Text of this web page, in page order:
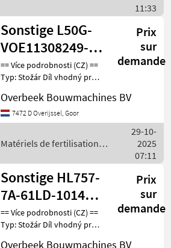
11:33
Sonstige L50G-
VOE11308249-
Lifting
framework/Schaufelarm
Prix
sur
demande
== Více podrobnosti (CZ) ==
Typ: Stožár Díl vhodný pro:
konstrukce DPH/marže:
Odpočet DPH pro
podnikatele Sériové číslo:
Overbeek Bouwmachines BV
7472 D Overijssel, Goor
Matériels de fertilisation et
29-10-
2025
07:11
Sonstige HL757-
7A-61LD-10141 /
61LD-10151-Bell
crank
Prix
sur
demande
== Více podrobnosti (CZ) ==
Typ: Stožár Díl vhodný pro:
Overbeek Bouwmachines BV